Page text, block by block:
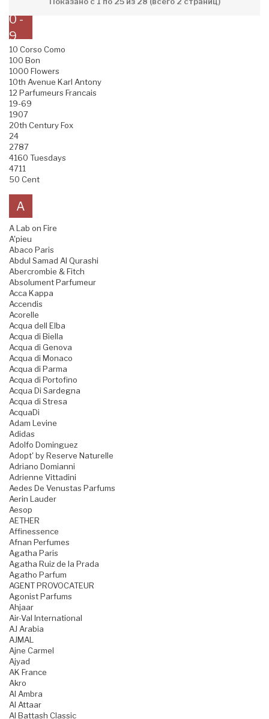
0 -
9
10 Corso Como
100 Bon
1000 Flowers
10th Avenue Karl Antony
12 Parfumeurs Francais
19-69
1907
20th Century Fox
24
2787
4160 Tuesdays
4711
50 Cent
A
A Lab on Fire
A'pieu
Abaco Paris
Abdul Samad Al Qurashi
Abercrombie & Fitch
Absolument Parfumeur
Acca Kappa
Accendis
Acorelle
Acqua dell Elba
Acqua di Biella
Acqua di Genova
Acqua di Monaco
Acqua di Parma
Acqua di Portofino
Acqua Di Sardegna
Acqua di Stresa
AcquaDi
Adam Levine
Adidas
Adolfo Dominguez
Adopt' by Reserve Naturelle
Adriano Domianni
Adrienne Vittadini
Aedes De Venustas Parfums
Aerin Lauder
Aesop
AETHER
Affinessence
Afnan Perfumes
Agatha Paris
Agatha Ruiz de la Prada
Agatho Parfum
AGENT PROVOCATEUR
Agonist Parfums
Ahjaar
Air-Val International
AJ Arabia
AJMAL
Ajne Carmel
Ajyad
AK France
Akro
Al Ambra
Al Attaar
Al Battash Classic